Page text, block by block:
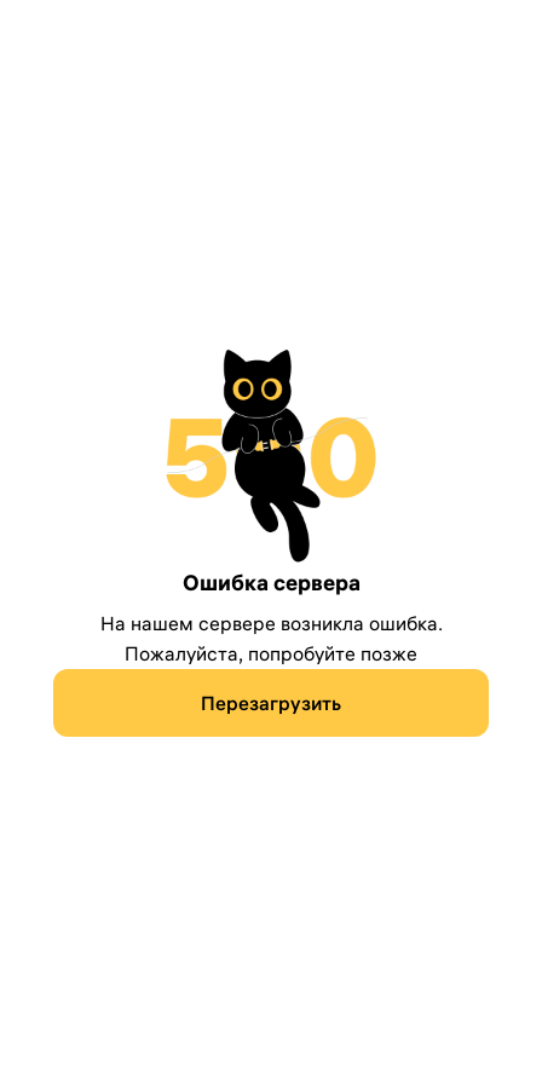
Ошибка сервера
На нашем сервере возникла ошибка.
Пожалуйста, попробуйте позже
Перезагрузить